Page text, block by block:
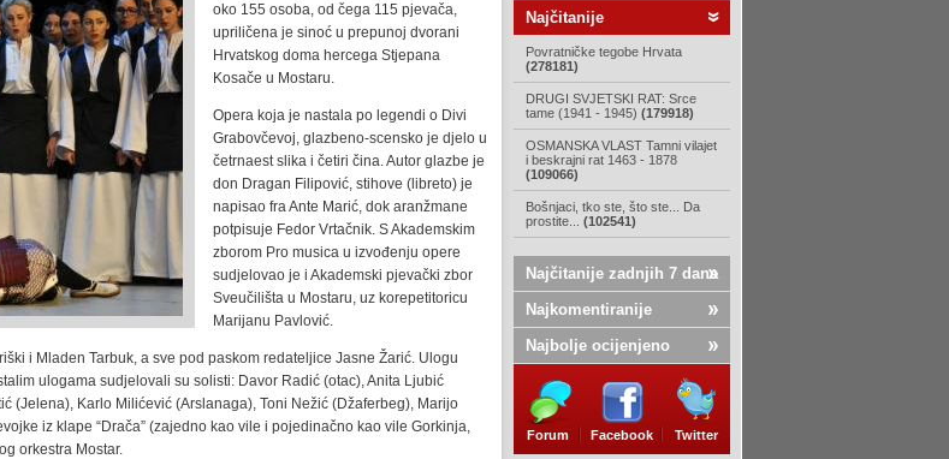
Najčitanije
Povratničke tegobe Hrvata
(278181)
DRUGI SVJETSKI RAT: Srce
tame (1941 - 1945) (179918)
OSMANSKA VLAST Tamni vilajet
i beskrajni rat 1463 - 1878
(109066)
Bošnjaci, tko ste, što ste... Da
prostite... (102541)
Najčitanije zadnjih 7 dana
Najkomentiranije
Najbolje ocijenjeno
Forum Facebook Twitter
oko 155 osoba, od čega 115 pjevača,
upriličena je sinoć u prepunoj dvorani
Hrvatskog doma hercega Stjepana
Kosače u Mostaru.
Opera koja je nastala po legendi o Divi
Grabovčevoj, glazbeno-scensko je djelo u
četrnaest slika i četiri čina. Autor glazbe je
don Dragan Filipović, stihove (libreto) je
napisao fra Ante Marić, dok aranžmane
potpisuje Fedor Vrtačnik. S Akademskim
zborom Pro musica u izvođenju opere
sudjelovao je i Akademski pjevački zbor
Sveučilišta u Mostaru, uz korepetitoricu
Marijanu Pavlović.
i Mladen Tarbuk, a sve pod paskom redateljice Jasne Žarić. Ulogu
ulogama sudjelovali su solisti: Davor Radić (otac), Anita Ljubić
(Jelena), Karlo Milićević (Arslanaga), Toni Nežić (Džaferbeg), Marijo
iz klape “Drača” (zajedno kao vile i pojedinačno kao vile Gorkinja,
orkestra Mostar.